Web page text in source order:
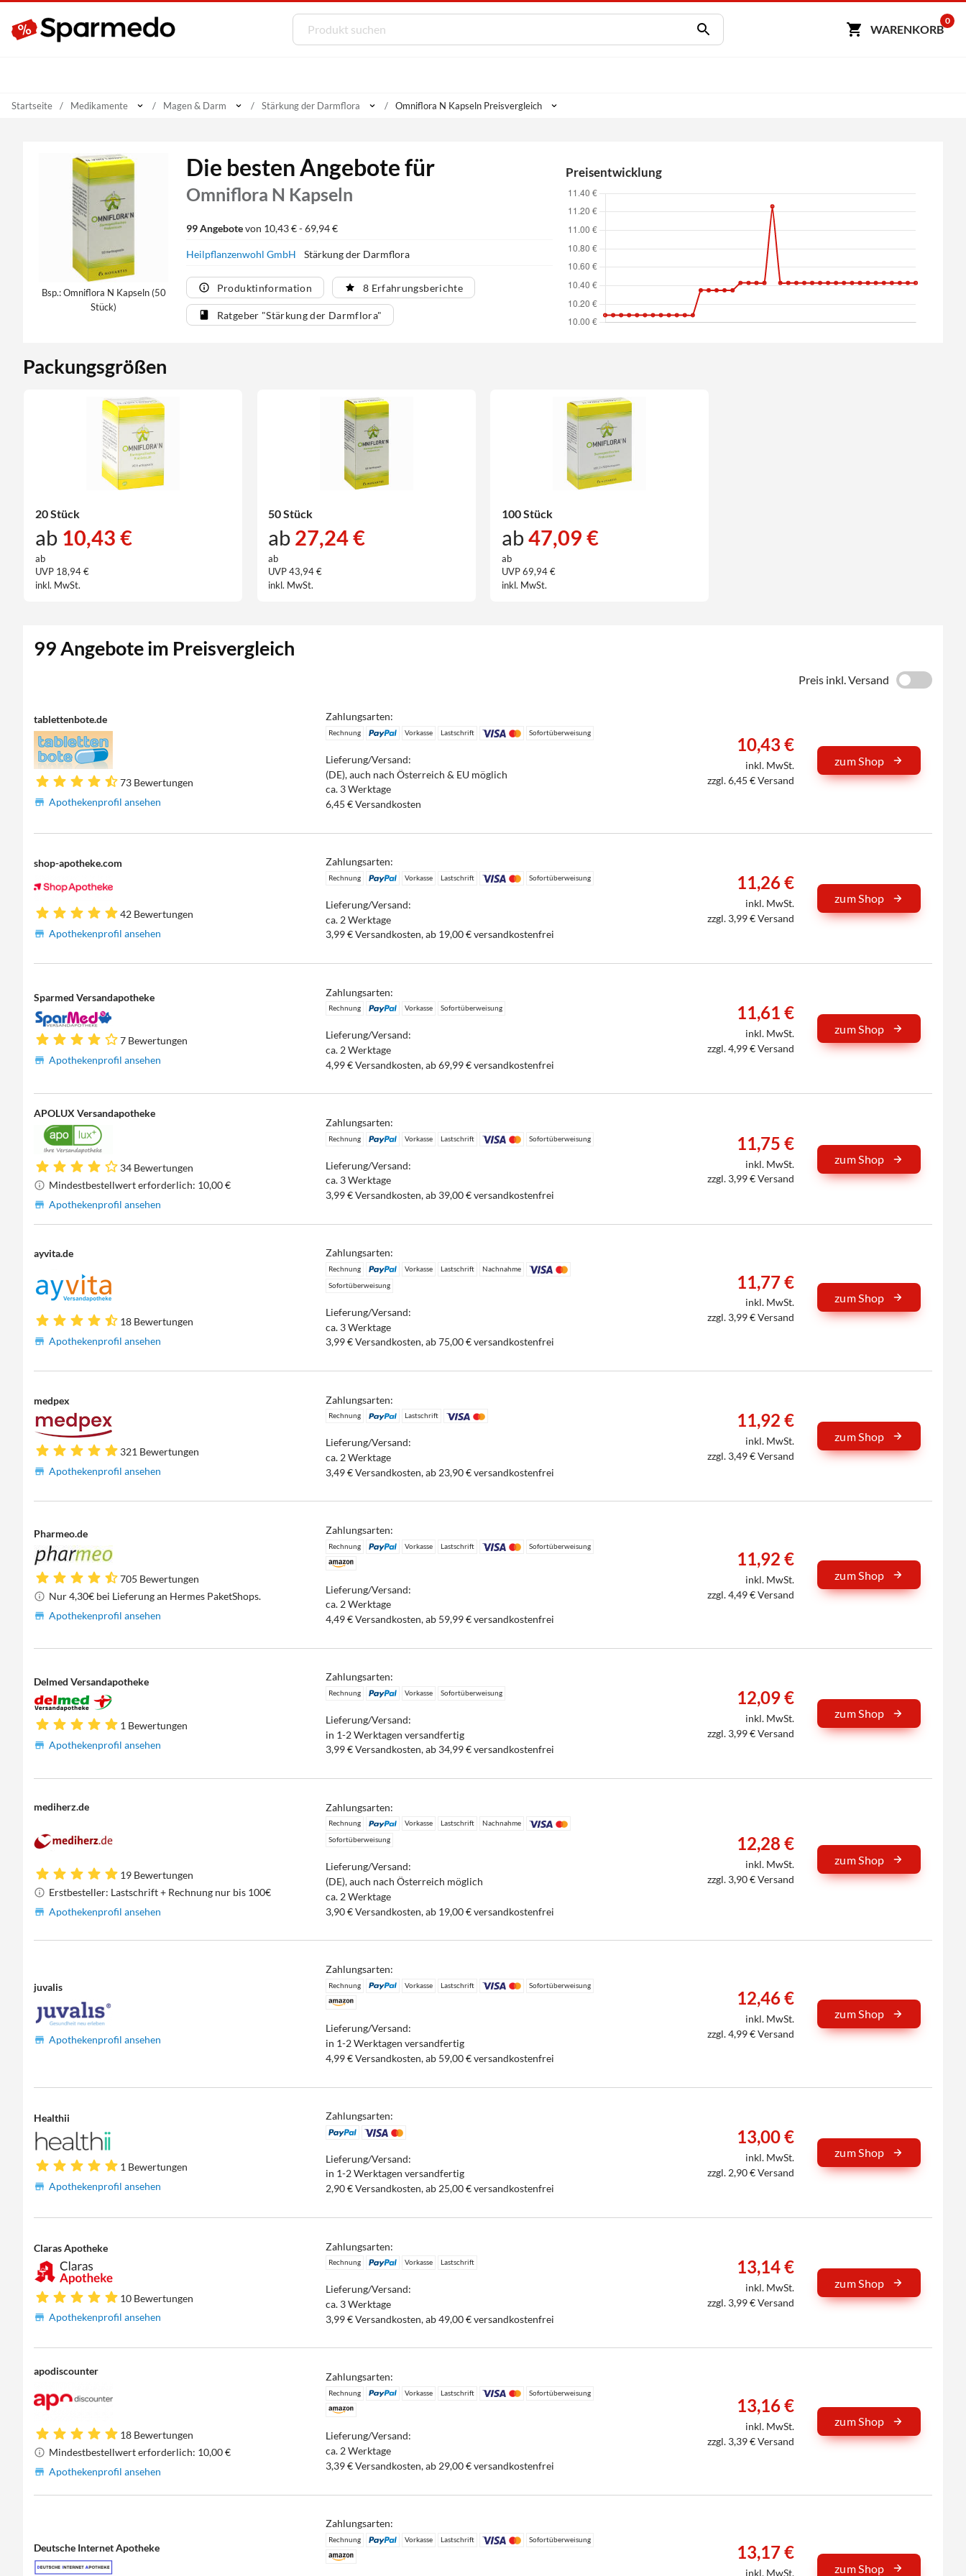
WARENKORB
0
Startseite Medikamente Magen & Darm Stärkung der Darmflora Omniflora N Kapseln Preisvergleich
Bsp.: Omniflora N Kapseln (50
Stück)
Die besten Angebote für
Omniflora N Kapseln
99 Angebotevon 10,43 € - 69,94 €
Heilpflanzenwohl GmbH Stärkung der Darmflora
Produktinformation 8 Erfahrungsberichte
Ratgeber "Stärkung der Darmflora"
Preisentwicklung
Packungsgrößen
20 Stück
ab 10,43 €
ab
UVP 18,94 €
inkl. MwSt.
50 Stück
ab 27,24 €
ab
UVP 43,94 €
inkl. MwSt.
100 Stück
ab47,09 €
ab
UVP 69,94 €
inkl. MwSt.
99 Angebote im Preisvergleich
Preis inkl. Versand
tablettenbote.de
73 Bewertungen
Apothekenprofil ansehen
Zahlungsarten:
Rechnung Vorkasse Lastschrift Sofortüberweisung
Lieferung/Versand:
(DE), auch nach Österreich & EU möglich
ca. 3 Werktage
6,45 € Versandkosten
10,43 €
inkl. MwSt.
zzgl. 6,45 € Versand
zum Shop
shop-apotheke.com
42 Bewertungen
Apothekenprofil ansehen
Zahlungsarten:
Rechnung Vorkasse Lastschrift Sofortüberweisung
Lieferung/Versand:
ca. 2 Werktage
3,99 € Versandkosten, ab 19,00 € versandkostenfrei
11,26 €
inkl. MwSt.
zzgl. 3,99 € Versand
zum Shop
Sparmed Versandapotheke
7 Bewertungen
Apothekenprofil ansehen
Zahlungsarten:
Rechnung Vorkasse Sofortüberweisung
Lieferung/Versand:
ca. 2 Werktage
4,99 € Versandkosten, ab 69,99 € versandkostenfrei
11,61 €
inkl. MwSt.
zzgl. 4,99 € Versand
zum Shop
APOLUX Versandapotheke
34 Bewertungen
Mindestbestellwert erforderlich: 10,00 €
Apothekenprofil ansehen
Zahlungsarten:
Rechnung Vorkasse Lastschrift Sofortüberweisung
Lieferung/Versand:
ca. 3 Werktage
3,99 € Versandkosten, ab 39,00 € versandkostenfrei
11,75 €
inkl. MwSt.
zzgl. 3,99 € Versand
zum Shop
ayvita.de
18 Bewertungen
Apothekenprofil ansehen
Zahlungsarten:
Rechnung Vorkasse Lastschrift
Nachnahme
Sofortüberweisung
Lieferung/Versand:
ca. 3 Werktage
3,99 € Versandkosten, ab 75,00 € versandkostenfrei
11,77 €
inkl. MwSt.
zzgl. 3,99 € Versand
zum Shop
medpex
321 Bewertungen
Apothekenprofil ansehen
Zahlungsarten:
Rechnung Lastschrift
Lieferung/Versand:
ca. 2 Werktage
3,49 € Versandkosten, ab 23,90 € versandkostenfrei
11,92 €
inkl. MwSt.
zzgl. 3,49 € Versand
zum Shop
Pharmeo.de
705 Bewertungen
Nur 4,30€ bei Lieferung an Hermes PaketShops.
Apothekenprofil ansehen
Zahlungsarten:
Rechnung Vorkasse Lastschrift Sofortüberweisung
Lieferung/Versand:
ca. 2 Werktage
4,49 € Versandkosten, ab 59,99 € versandkostenfrei
11,92 €
inkl. MwSt.
zzgl. 4,49 € Versand
zum Shop
Delmed Versandapotheke
1 Bewertungen
Apothekenprofil ansehen
Zahlungsarten:
Rechnung Vorkasse Sofortüberweisung
Lieferung/Versand:
in 1-2 Werktagen versandfertig
3,99 € Versandkosten, ab 34,99 € versandkostenfrei
12,09 €
inkl. MwSt.
zzgl. 3,99 € Versand
zum Shop
mediherz.de
19 Bewertungen
Erstbesteller: Lastschrift + Rechnung nur bis 100€
Apothekenprofil ansehen
Zahlungsarten:
Rechnung Vorkasse Lastschrift
Nachnahme
Sofortüberweisung
Lieferung/Versand:
(DE), auch nach Österreich möglich
ca. 2 Werktage
3,90 € Versandkosten, ab 19,00 € versandkostenfrei
12,28 €
inkl. MwSt.
zzgl. 3,90 € Versand
zum Shop
juvalis
Apothekenprofil ansehen
Zahlungsarten:
Rechnung Vorkasse Lastschrift Sofortüberweisung
Lieferung/Versand:
in 1-2 Werktagen versandfertig
4,99 € Versandkosten, ab 59,00 € versandkostenfrei
12,46 €
inkl. MwSt.
zzgl. 4,99 € Versand
zum Shop
Healthii
1 Bewertungen
Apothekenprofil ansehen
Zahlungsarten:
Lieferung/Versand:
in 1-2 Werktagen versandfertig
2,90 € Versandkosten, ab 25,00 € versandkostenfrei
13,00 €
inkl. MwSt.
zzgl. 2,90 € Versand
zum Shop
Claras Apotheke
10 Bewertungen
Apothekenprofil ansehen
Zahlungsarten:
Rechnung Vorkasse Lastschrift
Lieferung/Versand:
ca. 3 Werktage
3,99 € Versandkosten, ab 49,00 € versandkostenfrei
13,14 €
inkl. MwSt.
zzgl. 3,99 € Versand
zum Shop
apodiscounter
18 Bewertungen
Mindestbestellwert erforderlich: 10,00 €
Apothekenprofil ansehen
Zahlungsarten:
Rechnung Vorkasse Lastschrift Sofortüberweisung
Lieferung/Versand:
ca. 2 Werktage
3,39 € Versandkosten, ab 29,00 € versandkostenfrei
13,16 €
inkl. MwSt.
zzgl. 3,39 € Versand
zum Shop
Deutsche Internet Apotheke
Zahlungsarten:
Rechnung Vorkasse Lastschrift Sofortüberweisung
13,17 €
inkl. MwSt. zum Shop